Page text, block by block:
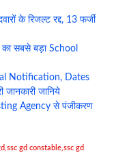
के रिजल्ट रद्द, 13 फर्जी
सबसे बड़ा School
Notification, Dates
जानिये
Agency से पंजीकरण
ssc gd constable ssc gd